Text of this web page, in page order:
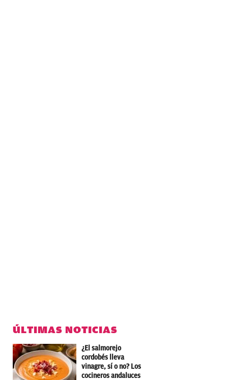
ÚLTIMAS NOTICIAS
¿El salmorejo
cordobés lleva
vinagre, sí o no? Los
cocineros andaluces